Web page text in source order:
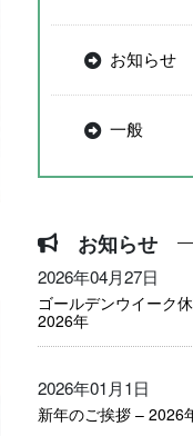
お知らせ
一般
お知らせ
2026年04月27日
ゴールデンウイーク
2026年
2026年01月1日
新年のご挨拶 – 2026